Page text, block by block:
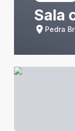
Sala
Pedra